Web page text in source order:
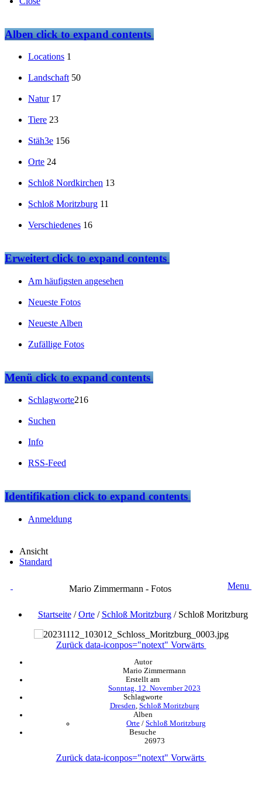
Albenclick to expand contents
Locations 1
Landschaft 50
Natur 17
Tiere 23
Stäh3e 156
Orte 24
Schloß Nordkirchen 13
Schloß Moritzburg 11
Verschiedenes 16
Erweitertclick to expand contents
Am häufigsten angesehen
Neueste Fotos
Neueste Alben
Zufällige Fotos
Menüclick to expand contents
Schlagworte216
Suchen
Info
RSS-Feed
Identifikationclick to expand contents
Anmeldung
Ansicht
Standard
Mario Zimmermann - Fotos Menu
Startseite/Orte/ Schloß Moritzburg/ Schloß Moritzburg
Zurück data-iconpos="notext" Vorwärts
Autor
Mario Zimmermann
Erstellt am
Sonntag, 12. November 2023
Schlagworte
Dresden Schloß Moritzburg
Alben
Orte / Schloß Moritzburg
Besuche
26973
Zurück data-iconpos="notext" Vorwärts